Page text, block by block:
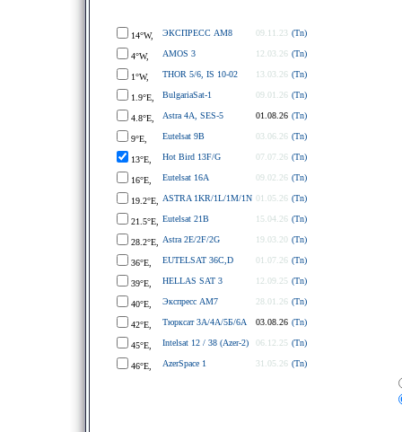
14°W, ЭКСПРЕСС АМ8 09.11.23 (Tn)
4°W, AMOS 3 12.03.26 (Tn)
1°W, THOR 5/6, IS 10-02 13.03.26 (Tn)
1.9°E, BulgariaSat-1 09.01.26 (Tn)
4.8°E, Astra 4A, SES-5 01.08.26 (Tn)
9°E, Eutelsat 9B 03.06.26 (Tn)
13°E, Hot Bird 13F/G 07.07.26 (Tn)
16°E, Eutelsat 16A 09.02.26 (Tn)
19.2°E, ASTRA 1KR/1L/1M/1N 01.05.26 (Tn)
21.5°E, Eutelsat 21B 15.04.26 (Tn)
28.2°E, Astra 2E/2F/2G 19.03.20 (Tn)
36°E, EUTELSAT 36C,D 01.07.26 (Tn)
39°E, HELLAS SAT 3 12.09.25 (Tn)
40°E, Экспресс АМ7 28.01.26 (Tn)
42°E, Тюрксат 3A/4A/5Б/6A 03.08.26 (Tn)
45°E, Intelsat 12 / 38 (Azer-2) 06.12.25 (Tn)
46°E, AzerSpace 1 31.05.26 (Tn)